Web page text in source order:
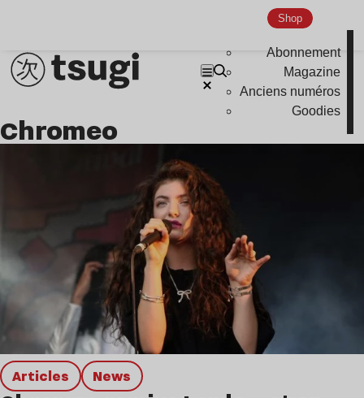
Shop
Abonnement
Magazine
Anciens numéros
Goodies
Chromeo
Articles news